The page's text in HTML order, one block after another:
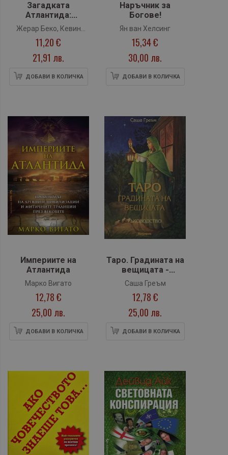
Загадката
Атлантида:
Историята на една
изгубена
цивилизация
Жерар Беко, Кевин
Скот
11,20 €
21,91 лв.
ДОБАВИ В КОЛИЧКА
Наръчник за
Богове!
Ян ван Хелсинг
15,34 €
30,00 лв.
ДОБАВИ В КОЛИЧКА
Империите на
Атлантида
Марко Вигато
12,78 €
25,00 лв.
ДОБАВИ В КОЛИЧКА
Таро. Градината на
вещицата -
Ръководство
Саша Греъм
12,78 €
25,00 лв.
ДОБАВИ В КОЛИЧКА